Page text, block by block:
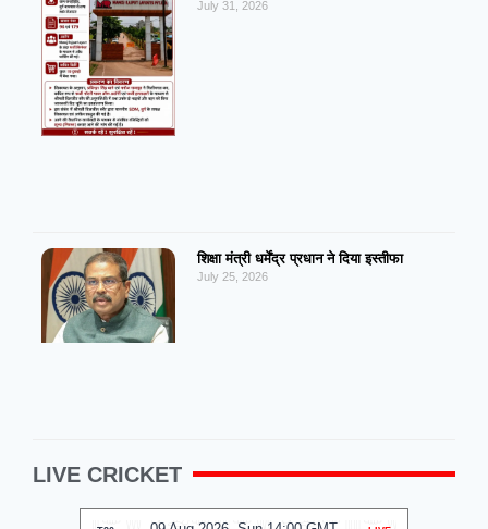
July 31, 2026
शिक्षा मंत्री धर्मेंद्र प्रधान ने दिया इस्तीफा
July 25, 2026
LIVE CRICKET